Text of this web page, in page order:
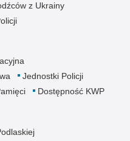
z Ukrainy
Jednostki Policji
Dostępność KWP